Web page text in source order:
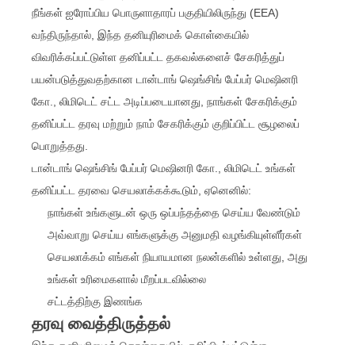
நீங்கள் ஐரோப்பிய பொருளாதாரப் பகுதியிலிருந்து (EEA)
வந்திருந்தால், இந்த தனியுரிமைக் கொள்கையில்
விவரிக்கப்பட்டுள்ள தனிப்பட்ட தகவல்களைச் சேகரித்துப்
பயன்படுத்துவதற்கான டான்டாங் ஷெங்சிங் பேப்பர் மெஷினரி
கோ., லிமிடெட் சட்ட அடிப்படையானது, நாங்கள் சேகரிக்கும்
தனிப்பட்ட தரவு மற்றும் நாம் சேகரிக்கும் குறிப்பிட்ட சூழலைப்
பொறுத்தது.
டான்டாங் ஷெங்சிங் பேப்பர் மெஷினரி கோ., லிமிடெட் உங்கள்
தனிப்பட்ட தரவை செயலாக்கக்கூடும், ஏனெனில்:
நாங்கள் உங்களுடன் ஒரு ஒப்பந்தத்தை செய்ய வேண்டும்
அவ்வாறு செய்ய எங்களுக்கு அனுமதி வழங்கியுள்ளீர்கள்
செயலாக்கம் எங்கள் நியாயமான நலன்களில் உள்ளது, அது
உங்கள் உரிமைகளால் மீறப்படவில்லை
சட்டத்திற்கு இணங்க
தரவு வைத்திருத்தல்